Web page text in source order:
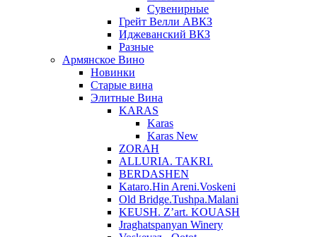
Сувенирные
Грейт Велли АВКЗ
Иджеванский ВКЗ
Разные
Армянское Вино
Новинки
Старые вина
Элитные Вина
KARAS
Karas
Karas New
ZORAH
ALLURIA. TAKRI.
BERDASHEN
Kataro.Hin Areni.Voskeni
Old Bridge.Tushpa.Malani
KEUSH. Z’art. KOUASH
Jraghatspanyan Winery